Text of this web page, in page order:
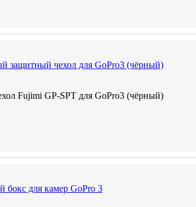
защитный чехол для GoPro3 (чёрный)
Fujimi GP-SPT для GoPro3 (чёрный)
бокс для камер GoPro 3